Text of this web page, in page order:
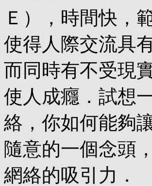
Ｅ），時間快，
使得人際交流具
而同時有不受現
使人成癮．試想
絡，你如何能夠
隨意的一個念頭
網絡的吸引力．